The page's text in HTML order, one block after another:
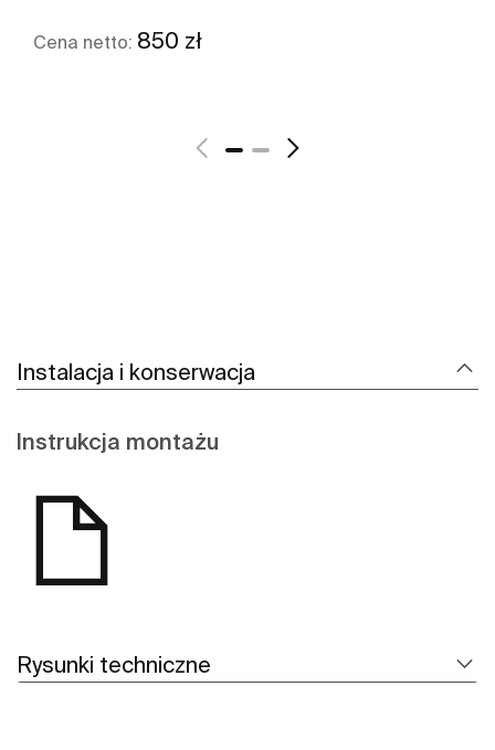
Cena netto: 850 zł
Instalacja i konserwacja
Instrukcja montażu
Rysunki techniczne